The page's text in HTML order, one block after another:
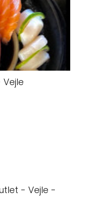
Vejle
- Vejle -